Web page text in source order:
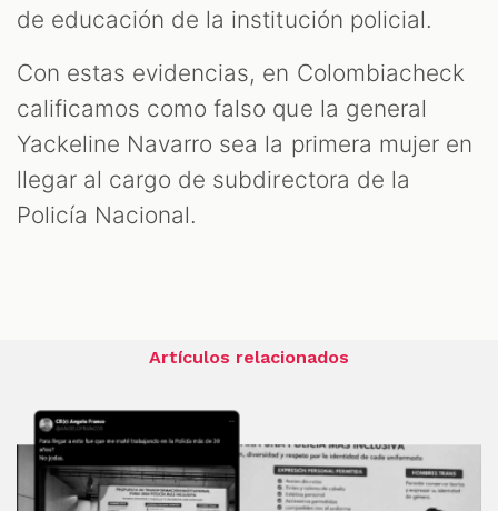
de educación de la institución policial.
Con estas evidencias, en Colombiacheck
calificamos como falso que la general
Yackeline Navarro sea la primera mujer en
llegar al cargo de subdirectora de la
Policía Nacional.
Artículos relacionados